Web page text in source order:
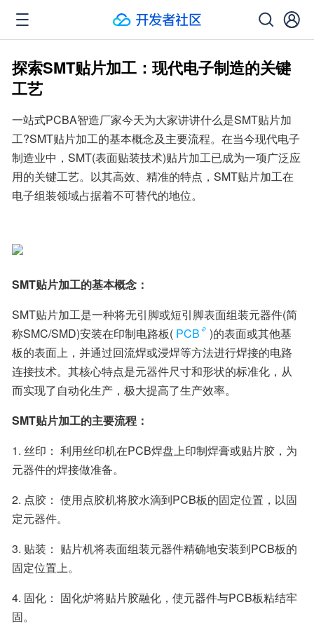
探索SMT贴片加工：现代电子制造的关键
工艺
一站式PCBA智造厂家今天为大家讲讲什么是SMT贴片加
工?SMT贴片加工的基本概念及主要流程。在当今现代电子
制造业中，SMT(表面贴装技术)贴片加工已成为一项广泛应
用的关键工艺。以其高效、精准的特点，SMT贴片加工在
电子组装领域占据着不可替代的地位。
SMT贴片加工的基本概念：
SMT贴片加工是一种将无引脚或短引脚表面组装元器件(简
称SMC/SMD)安装在印制电路板( PCB
)的表面或其他基
板的表面上，并通过回流焊或浸焊等方法进行焊接的电路
连接技术。其核心特点是元器件尺寸和形状的标准化，从
而实现了自动化生产，极大提高了生产效率。
SMT贴片加工的主要流程：
1. 丝印： 利用丝印机在PCB焊盘上印制焊膏或贴片胶，为
元器件的焊接做准备。
2. 点胶： 使用点胶机将胶水滴到PCB板的固定位置，以固
定元器件。
3. 贴装： 贴片机将表面组装元器件精确地安装到PCB板的
固定位置上。
4. 固化： 固化炉将贴片胶融化，使元器件与PCB板粘结牢
固。